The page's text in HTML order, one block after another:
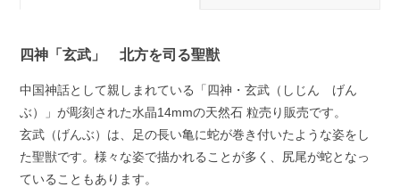
四神「玄武」 北方を司る聖獣
中国神話として親しまれている「四神・玄武（しじん げん
ぶ）」が彫刻された水晶14mmの天然石 粒売り販売です。
玄武（げんぶ）は、足の長い亀に蛇が巻き付いたような姿をし
た聖獣です。様々な姿で描かれることが多く、尻尾が蛇となっ
ていることもあります。